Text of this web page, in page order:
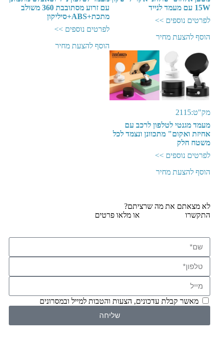
15W עם מעמד לנייד
לפרטים נוספים >>
הוסף להצעת מחיר
עם זרוע מסתובבת 360 משולב
מתכת+ABS+סיליקון
לפרטים נוספים >>
הוסף להצעת מחיר
מק"ט:2115
מעמד מגנטי לטלפון לרכב עם
אחיזת ואקום" מתכוונן ונצמד לכל
משטח חלק
לפרטים נוספים >>
הוסף להצעת מחיר
לא מצאתם את מה שרציתם?
התקשרו
או מלאו פרטים
מאשר קבלת עדכונים, הצעות והטבות למייל ובמסרונים
שליחה